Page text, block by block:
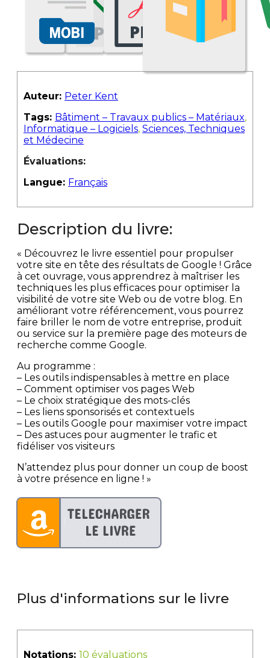
Auteur: Peter Kent
Tags: Bâtiment – Travaux publics – Matériaux,
Informatique – Logiciels, Sciences, Techniques
et Médecine
Évaluations:
Langue: Français
Description du livre:
« Découvrez le livre essentiel pour propulser
votre site en tête des résultats de Google ! Grâce
à cet ouvrage, vous apprendrez à maîtriser les
techniques les plus efficaces pour optimiser la
visibilité de votre site Web ou de votre blog. En
améliorant votre référencement, vous pourrez
faire briller le nom de votre entreprise, produit
ou service sur la première page des moteurs de
recherche comme Google.
Au programme :
– Les outils indispensables à mettre en place
– Comment optimiser vos pages Web
– Le choix stratégique des mots-clés
– Les liens sponsorisés et contextuels
– Les outils Google pour maximiser votre impact
– Des astuces pour augmenter le trafic et
fidéliser vos visiteurs
N’attendez plus pour donner un coup de boost
à votre présence en ligne ! »
Plus d'informations sur le livre
Notations: 10 évaluations